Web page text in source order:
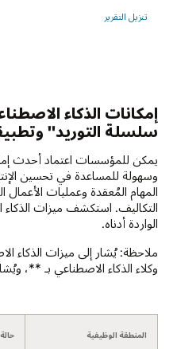
تنزيل التقرير
إمكانات الذكاء
سلسلة التوريد"
يمكن للمؤسسات اعتماد أحدث
وسهولة للمساعدة في تحسين
المهام المُعقدة وعمليات
التكاليف. استكشف ميزات
الواردة أدناه.
ملاحظة: يُشار إلى ميزات الذكاء
وكلاء الذكاء الاصطناعي بـ **،
المنطقة الوظيفية